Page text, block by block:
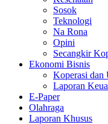
Sosok
Teknologi
Na Rona
Opini
Secangkir
Ekonomi Bisnis
Koperasi
Laporan
E-Paper
Olahraga
Laporan Khusus